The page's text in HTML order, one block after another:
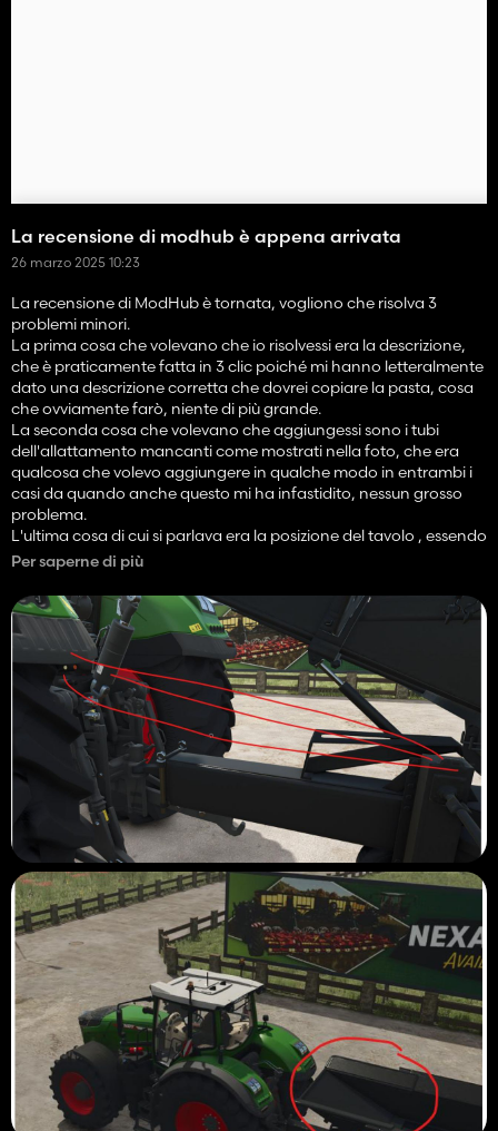
La recensione di modhub è appena arrivata
26 marzo 2025 10:23
La recensione di ModHub è tornata, vogliono che risolva 3
problemi minori.
La prima cosa che volevano che io risolvessi era la descrizione,
che è praticamente fatta in 3 clic poiché mi hanno letteralmente
dato una descrizione corretta che dovrei copiare la pasta, cosa
che ovviamente farò, niente di più grande.
La seconda cosa che volevano che aggiungessi sono i tubi
dell'allattamento mancanti come mostrati nella foto, che era
qualcosa che volevo aggiungere in qualche modo in entrambi i
casi da quando anche questo mi ha infastidito, nessun grosso
problema.
L'ultima cosa di cui si parlava era la posizione del tavolo , essendo
nel secondo stato quando acquistato (non corretto per il
qualcosa che non mi piaceva, ma alla fine ho cercato di
sottomettersi così comunque. Tuttavia, non è possibile, non è
possibile che non sia possibile che non sia possibile che non sia
possibile che non sia possibile che non sia possibile che non sia
possibile che non sia possibile che non sia possibile che non sia
possibile che non sia possibile che non sia possibile che non sia
possibile che non sia possibile che non sia possibile che non sia
possibile che non sia possibile che non sia possibile che non sia
possibile che non sia possibile che non sia possibile che non sia
possibile che non sia possibile che non sia possibile che non sia
possibile che non sia possibile che non sia possibile che non sia
possibile che non sia possibile che non sia possibile che non sia
possibile che non sia possibile che non sia possibile che non sia
possibile che non sia possibile che non sia possibile che non sia
possibile che non sia possibile che non sia possibile che non sia
possibile che non sia stato permettendo le funzionalità attuali,
non dovrà farla passare.
In entrambi i casi per un'esperienza per la prima volta con l'invio
a modhub, sono piacevolmente sorpreso considerando ciò che
viene spesso detto sui test ecc.
Immagini direttamente da Mod Testers
Per saperne di più